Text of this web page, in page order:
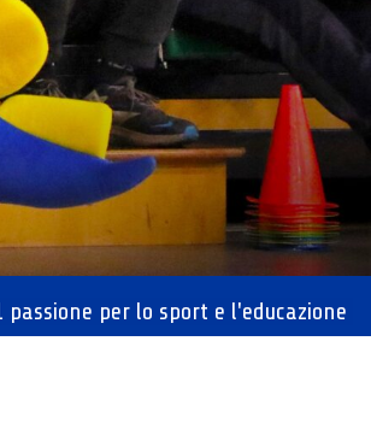
passione per lo sport e l'educazione